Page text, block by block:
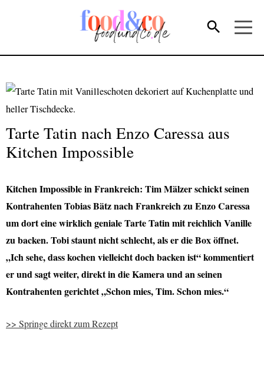
Tarte Tatin nach Enzo Caressa aus
Kitchen Impossible
Kitchen Impossible in Frankreich: Tim Mälzer schickt seinen
Kontrahenten Tobias Bätz nach Frankreich zu Enzo Caressa
um dort eine wirklich geniale Tarte Tatin mit reichlich Vanille
zu backen. Tobi staunt nicht schlecht, als er die Box öffnet.
„Ich sehe, dass kochen vielleicht doch backen ist“ kommentiert
er und sagt weiter, direkt in die Kamera und an seinen
Kontrahenten gerichtet „Schon mies, Tim. Schon mies.“
>> Springe direkt zum Rezept